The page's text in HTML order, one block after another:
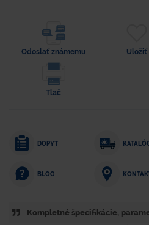
Odoslať známemu Uložiť
Tlač
DOPYT
BLOG
Kompletné špecifikácie,